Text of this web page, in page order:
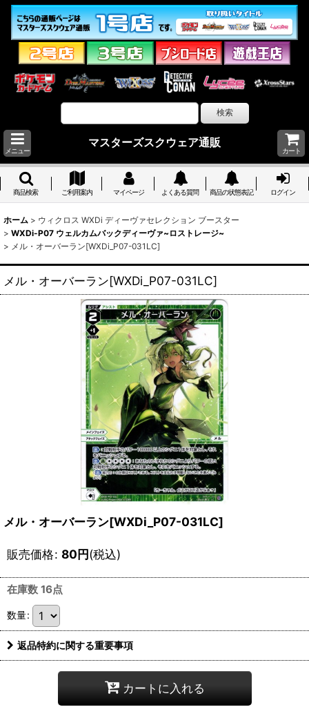
メニュー
マスターズスクウェア通販
カート
商品検索 ご利用案内 マイページ よくある質問 商品の状態表記 ログイン
ホーム > ウィクロス WXDi ディーヴァセレクション ブースター
> WXDi-P07 ウェルカムバックディーヴァ~ロストレージ~
> メル・オーバーラン[WXDi_P07-031LC]
メル・オーバーラン[WXDi_P07-031LC]
メル・オーバーラン[WXDi_P07-031LC]
販売価格: 80円(税込)
在庫数 16点
数量:
返品特約に関する重要事項
カートに入れる